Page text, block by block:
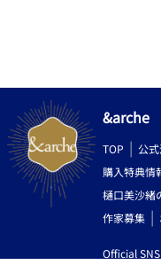
&arche
TOP 公
購入特典情
樋口美沙緒
作家募集
Official SNS